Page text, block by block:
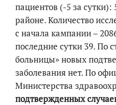
пациентов (-5 за сутки):
районе. Количество
с начала кампании –
последние сутки 39. По
больницы» новых
заболевания нет. По
Министерства
подтвержденных